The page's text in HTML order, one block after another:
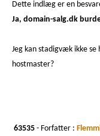
Dette indlæg er en
Ja, domain-salg.dk
Jeg kan stadigvæk ikke
hostmaster?
63535 - Forfatter :